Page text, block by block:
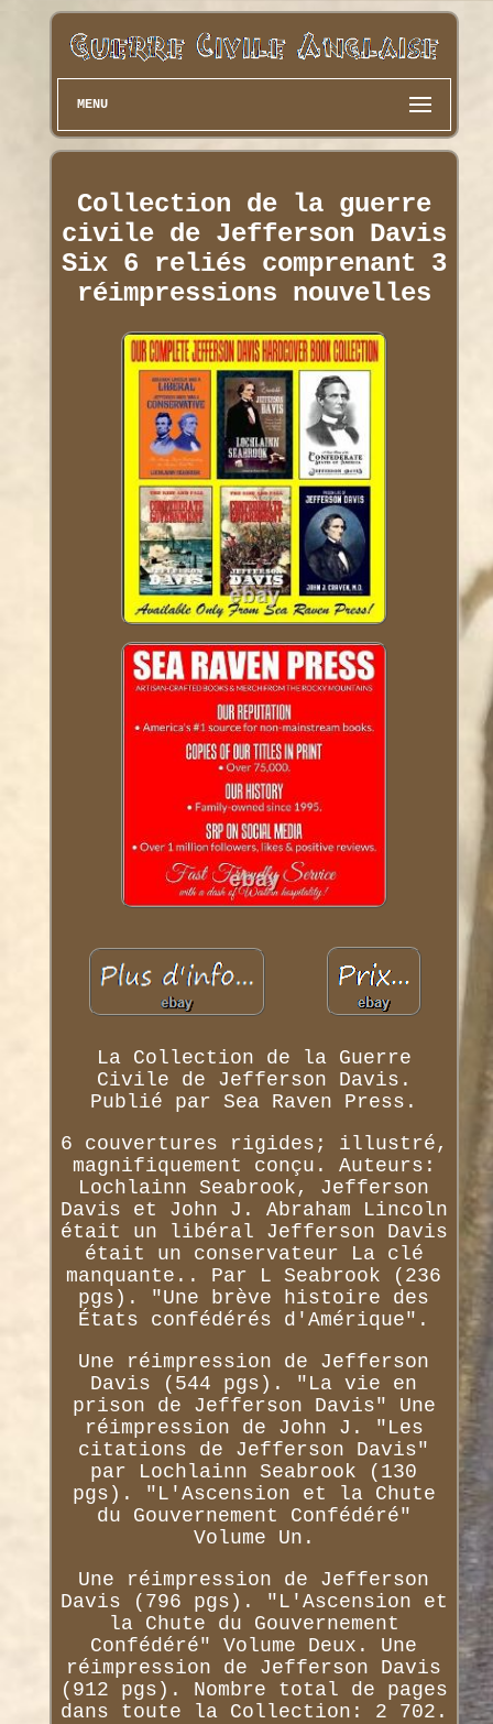
MENU
Collection de la guerre
civile de Jefferson Davis
Six 6 reliés comprenant 3
réimpressions nouvelles
La Collection de la Guerre
Civile de Jefferson Davis.
Publié par Sea Raven Press.
6 couvertures rigides; illustré,
magnifiquement conçu. Auteurs:
Lochlainn Seabrook, Jefferson
Davis et John J. Abraham Lincoln
était un libéral Jefferson Davis
était un conservateur La clé
manquante.. Par L Seabrook (236
pgs). "Une brève histoire des
États confédérés d'Amérique".
Une réimpression de Jefferson
Davis (544 pgs). "La vie en
prison de Jefferson Davis" Une
réimpression de John J. "Les
citations de Jefferson Davis"
par Lochlainn Seabrook (130
pgs). "L'Ascension et la Chute
du Gouvernement Confédéré"
Volume Un.
Une réimpression de Jefferson
Davis (796 pgs). "L'Ascension et
la Chute du Gouvernement
Confédéré" Volume Deux. Une
réimpression de Jefferson Davis
(912 pgs). Nombre total de pages
dans toute la Collection: 2 702.